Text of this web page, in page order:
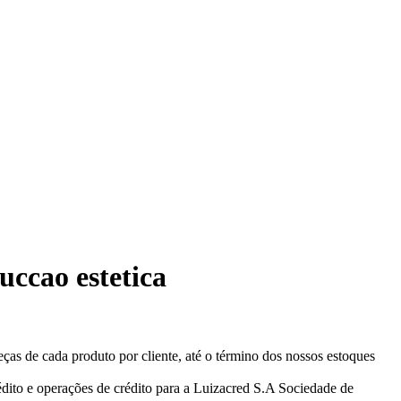
estetica
de cada produto por cliente, até o término dos nossos estoques
e operações de crédito para a Luizacred S.A Sociedade de